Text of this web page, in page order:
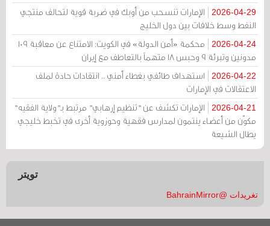
2026-04-29
الإمارات تنسحب من أوبك في ضربة قوية لتحالف منتجي
النفط وسط خلافات بين دول الخليج
2026-04-24
محكمة «أمن الدولة» في الكويت: الامتناع عن معاقبة 109
مدونين وتبرئة 9 وحبس 18 متهماً بالتعاطف مع إيران
2026-04-22
استهداف طائفي بغطاء أمني .. انتقادات حادة لملف
الاعتقالات في الإمارات
2026-04-21
الإمارات تكشف عن "تنظيم إرهابي" مرتبط بـ"ولاية الفقيه"
مكوّن من أعضاء ينتمون لمدارس فقهية وحوزوية أخرى في تخبط خليجي
يطال الشيعة
تويتر
تغريدات @BahrainMirror